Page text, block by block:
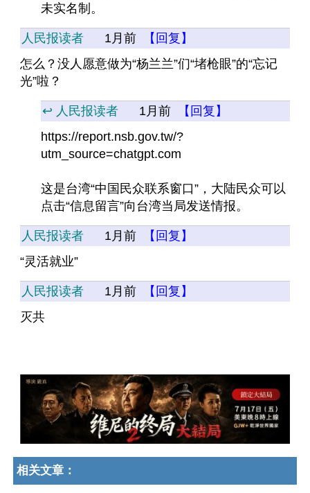
未实名制。
人民报读者 1月前
【回复】
怎么？没人愿意做为“杨兰兰”们“堵枪眼”的“忘记
光”啦？
↩️ 人民报读者 1月前
【回复】
https://report.nsb.gov.tw/?
utm_source=chatgpt.com
这是台湾“中国民众联系窗口”，大陆民众可以
点击“信息留言”向台湾当局发送情报。
人民报读者 1月前
【回复】
“灵活就业”
人民报读者 1月前
【回复】
灭共
相关文章：